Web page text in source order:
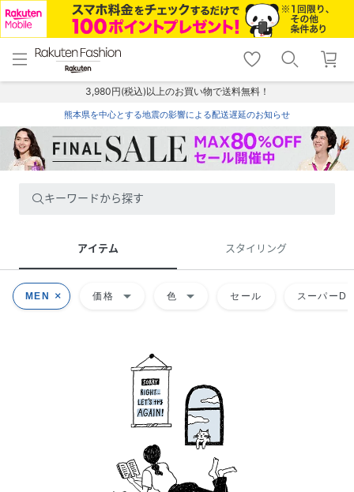
menu home
トップ
shopping_cart lock_outline
ログイン
3,980円(税込)以上のお買い物で送料無料！
熊本県を中心とする地震の影響による配送遅延のお知らせ
キーワードから探す
アイテム スタイリング
MEN 価格 arrow_drop_down 色 arrow_drop_down セール スーパー